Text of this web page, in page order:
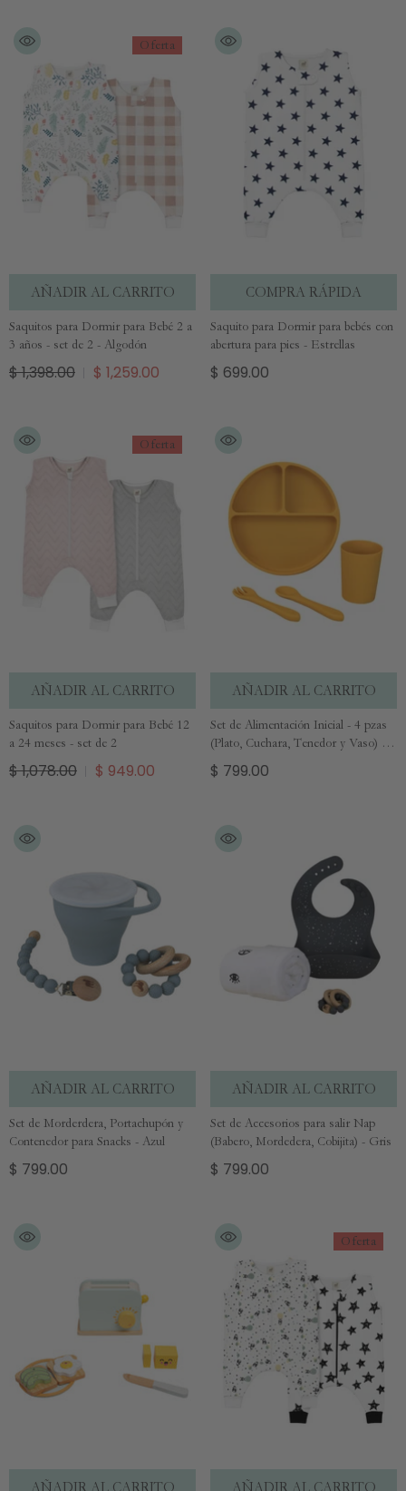
Oferta
AÑADIR AL CARRITO
Saquitos para Dormir para Bebé 2 a
3 años - set de 2 - Algodón
$ 1,398.00 $ 1,259.00
COMPRA RÁPIDA
Saquito para Dormir para bebés con
abertura para pies - Estrellas
$ 699.00
Oferta
AÑADIR AL CARRITO
Saquitos para Dormir para Bebé 12
a 24 meses - set de 2
$ 1,078.00 $ 949.00
AÑADIR AL CARRITO
Set de Alimentación Inicial - 4 pzas
(Plato, Cuchara, Tenedor y Vaso) -
Mango
$ 799.00
AÑADIR AL CARRITO
Set de Morderdera, Portachupón y
Contenedor para Snacks - Azul
$ 799.00
AÑADIR AL CARRITO
Set de Accesorios para salir Nap
(Babero, Mordedera, Cobijita) - Gris
$ 799.00
AÑADIR AL CARRITO
Oferta
AÑADIR AL CARRITO